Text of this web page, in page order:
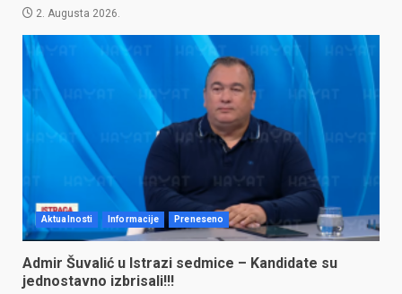
2. Augusta 2026.
Aktualnosti Informacije Preneseno
Admir Šuvalić u Istrazi sedmice – Kandidate su
jednostavno izbrisali!!!